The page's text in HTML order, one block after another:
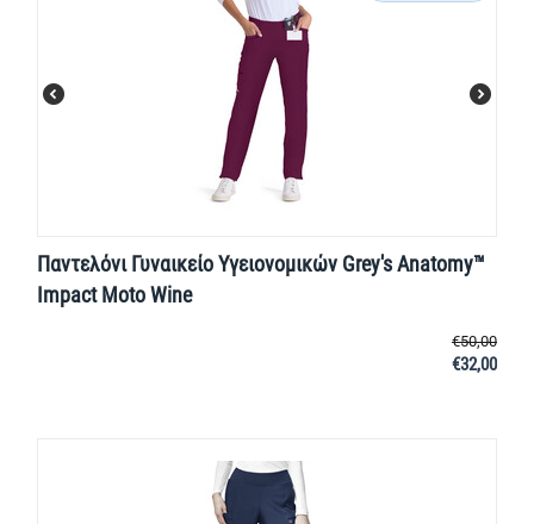
Παντελόνι Γυναικείο Υγειονομικών Grey's Anatomy™
Impact Moto Wine
€50,00
€32,00